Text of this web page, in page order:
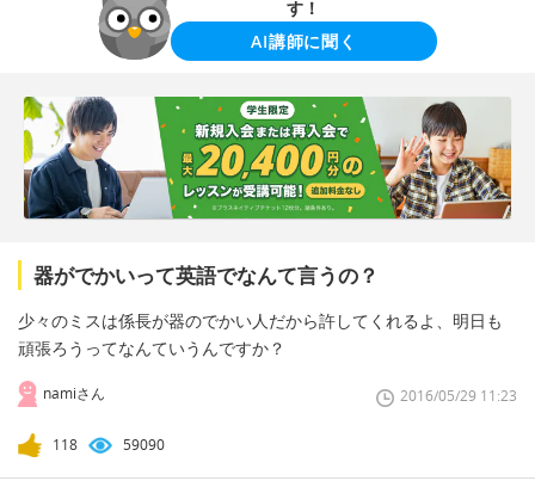
す！
AI講師に聞く
器がでかいって英語でなんて言うの？
少々のミスは係長が器のでかい人だから許してくれるよ、明日も
頑張ろうってなんていうんですか？
namiさん 2016/05/29 11:23
118 59090